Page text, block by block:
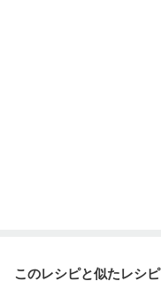
このレシピと似たレシピ